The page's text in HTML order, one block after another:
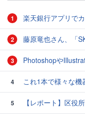
1 楽天銀行アプリで
2 藤原竜也さん、「SKYSEA Client View」
3 PhotoshopやIllustratorの生成AI「
4 これ1本で様々な機器に対応！多機
5
【レポート】区役所